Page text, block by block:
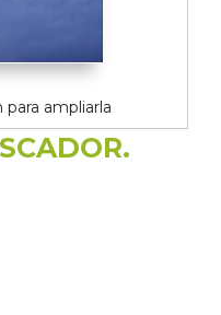
ampliarla